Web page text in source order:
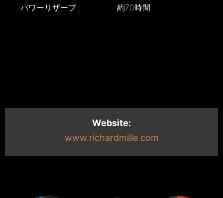
パワーリザーブ
約70時間
Website:
www.richardmille.com